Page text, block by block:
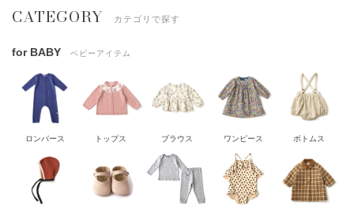
CATEGORY カテゴリで探す
for BABY ベビーアイテム
ロンパース トップス ブラウス ワンピース ボトムス